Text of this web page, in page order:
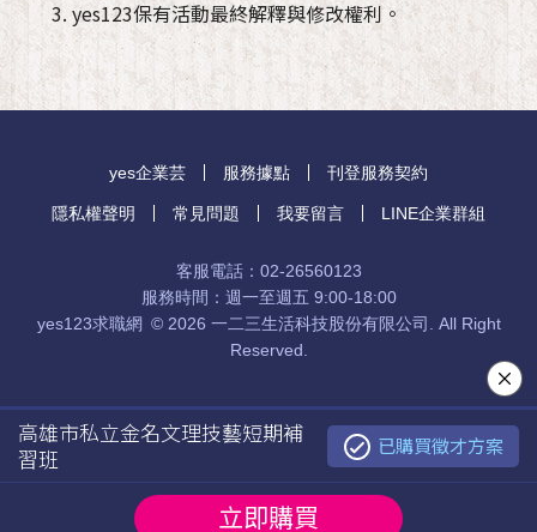
yes123保有活動最終解釋與修改權利。
yes企業芸 服務據點 刊登服務契約
隱私權聲明 常見問題 我要留言 LINE企業群組
客服電話： 02-26560123
服務時間：週一至週五 9:00-18:00
yes123求職網 © 2026 一二三生活科技股份有限公司. All Right
Reserved.
立即購買
瘋團購實業有限公司
鳴益工程行
習班
私立師儒文理短期補習班
已購買徵才方案